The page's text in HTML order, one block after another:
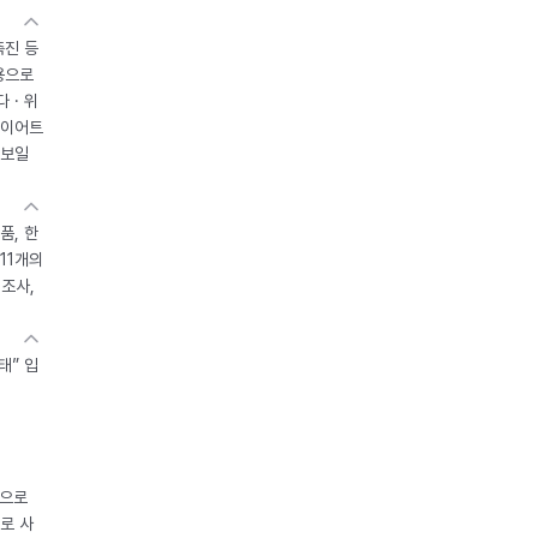
진 등
로
· 위
어트
일
, 한
개의
사,
” 입
로
사